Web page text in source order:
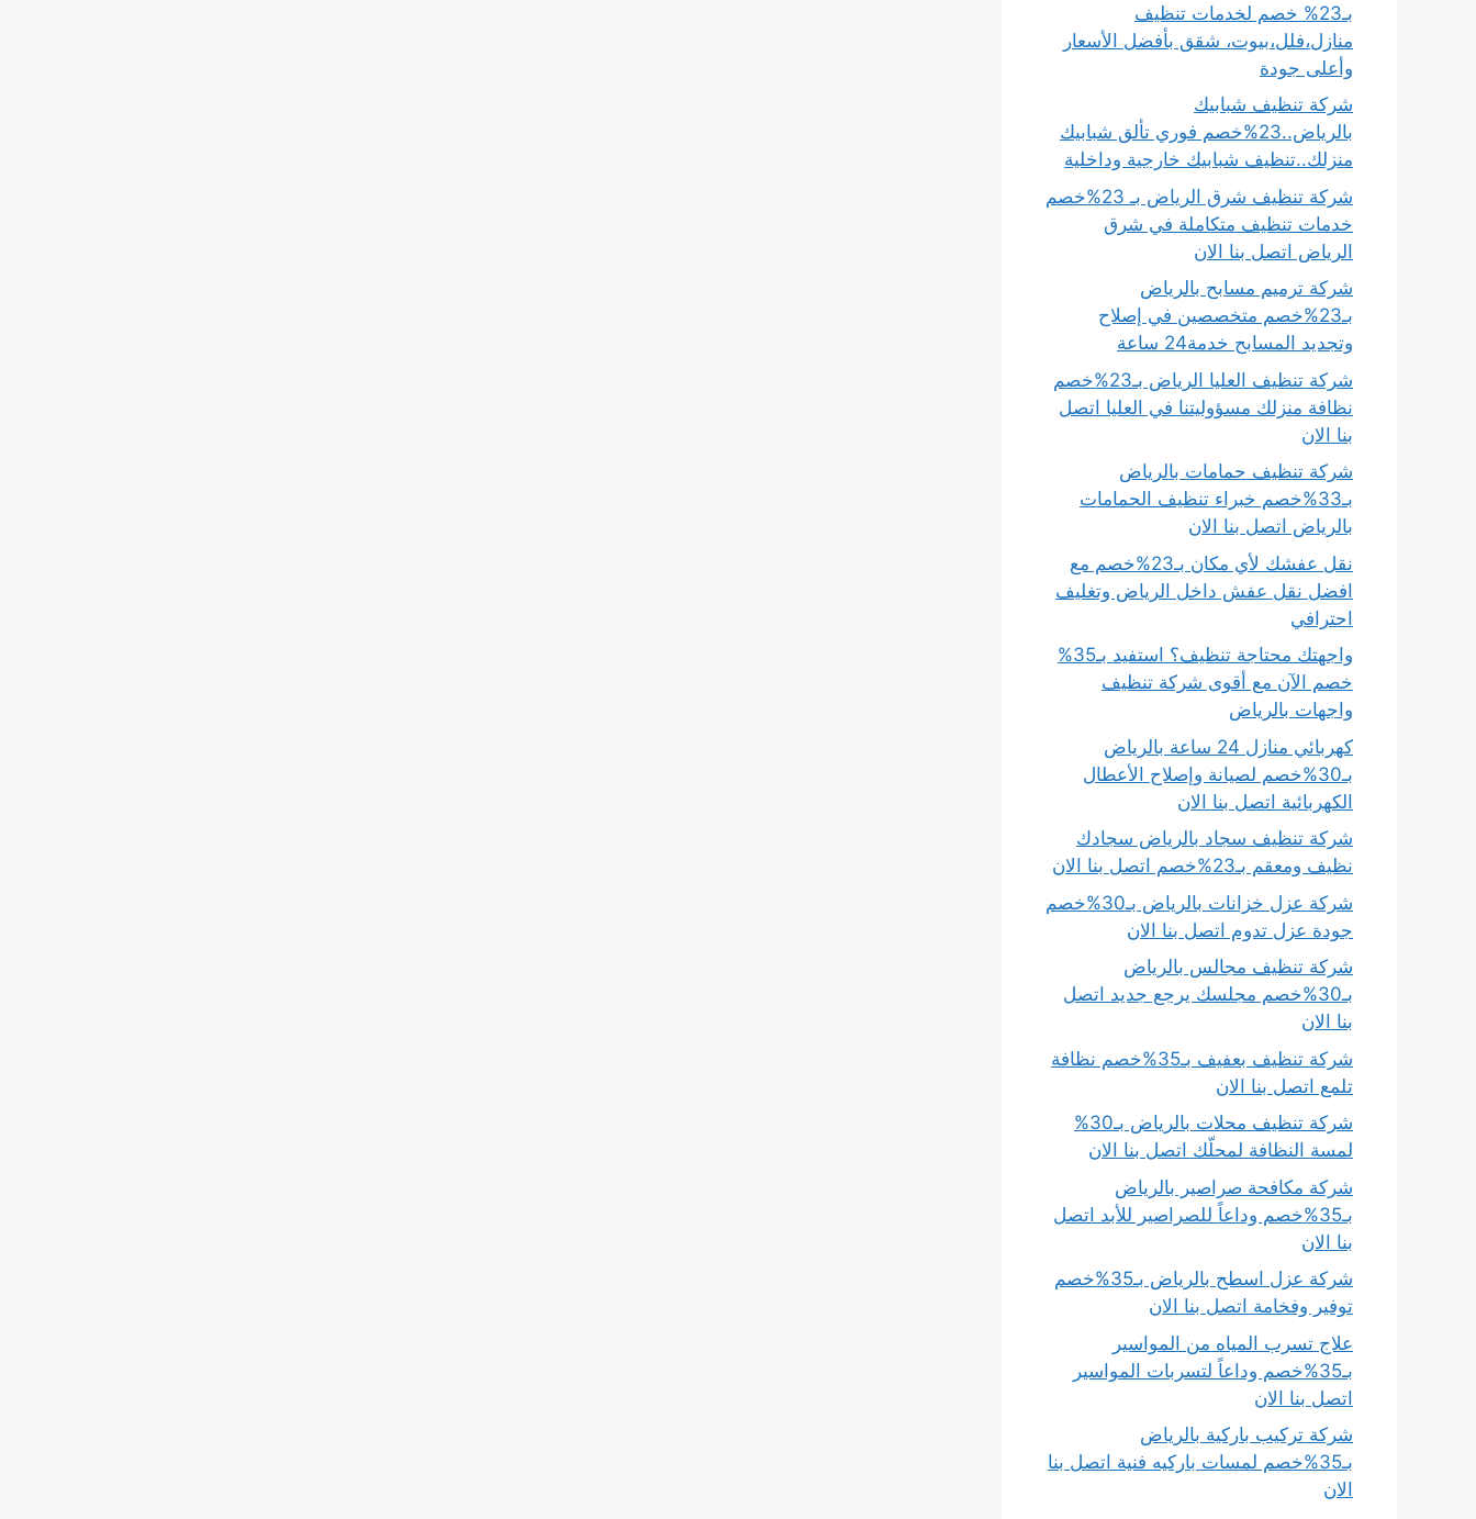
بـ23% خصم لخدمات تنظيف
منازل،فلل،بيوت، شقق بأفضل الأسعار
وأعلى جودة
شركة تنظيف شبابيك
بالرياض..23%خصم فوري تألق شبابيك
منزلك..تنظيف شبابيك خارجية وداخلية
شركة تنظيف شرق الرياض بـ 23%خصم
خدمات تنظيف متكاملة في شرق
الرياض اتصل بنا الان
شركة ترميم مسابح بالرياض
بـ23%خصم متخصصين في إصلاح
وتجديد المسابح خدمة24 ساعة
شركة تنظيف العليا الرياض بـ23%خصم
نظافة منزلك مسؤوليتنا في العليا اتصل
بنا الان
شركة تنظيف حمامات بالرياض
بـ33%خصم خبراء تنظيف الحمامات
بالرياض اتصل بنا الان
نقل عفشك لأي مكان بـ23%خصم مع
افضل نقل عفش داخل الرياض وتغليف
احترافي
واجهتك محتاجة تنظيف؟ استفيد بـ35%
خصم الآن مع أقوى شركة تنظيف
واجهات بالرياض
كهربائي منازل 24 ساعة بالرياض
بـ30%خصم لصيانة وإصلاح الأعطال
الكهربائية اتصل بنا الان
شركة تنظيف سجاد بالرياض سجادك
نظيف ومعقم بـ23%خصم اتصل بنا الان
شركة عزل خزانات بالرياض بـ30%خصم
جودة عزل تدوم اتصل بنا الان
شركة تنظيف مجالس بالرياض
بـ30%خصم مجلسك يرجع جديد اتصل
بنا الان
شركة تنظيف بعفيف بـ35%خصم نظافة
تلمع اتصل بنا الان
شركة تنظيف محلات بالرياض بـ30%
لمسة النظافة لمحلّك اتصل بنا الان
شركة مكافحة صراصير بالرياض
بـ35%خصم وداعاً للصراصير للأبد اتصل
بنا الان
شركة عزل اسطح بالرياض بـ35%خصم
توفير وفخامة اتصل بنا الان
علاج تسرب المياه من المواسير
بـ35%خصم وداعاً لتسربات المواسير
اتصل بنا الان
شركة تركيب باركية بالرياض
بـ35%خصم لمسات باركيه فنية اتصل بنا
الان